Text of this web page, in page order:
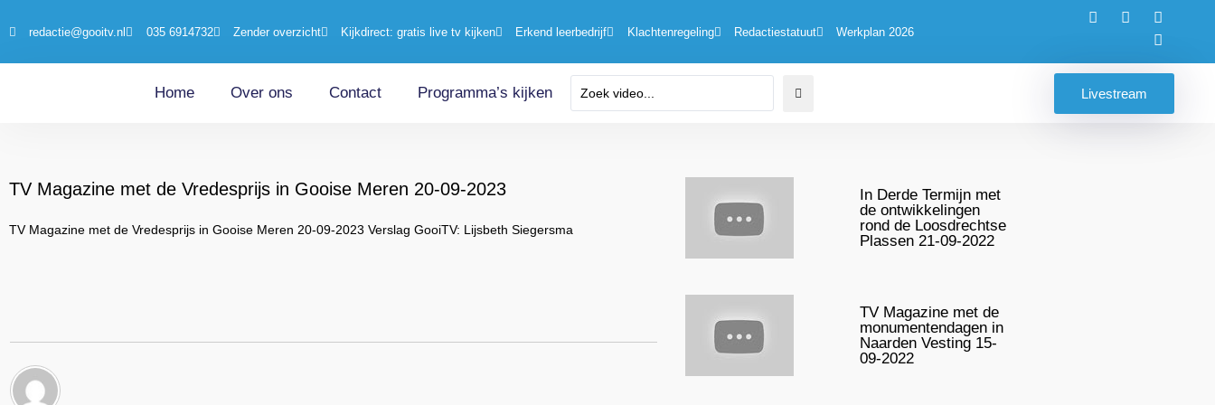
redactie@gooitv.nl 035 6914732 Zender overzicht Kijkdirect: gratis live tv kijken Erkend leerbedrijf Klachtenregeling Redactiestatuut Werkplan 2026
Home Over ons Contact Programma’s kijken Livestream
TV Magazine met de Vredesprijs in Gooise Meren 20-09-2023
TV Magazine met de Vredesprijs in Gooise Meren 20-09-2023 Verslag GooiTV: Lijsbeth Siegersma
In Derde Termijn met
de ontwikkelingen
rond de Loosdrechtse
Plassen 21-09-2022
TV Magazine met de
monumentendagen in
Naarden Vesting 15-
09-2022